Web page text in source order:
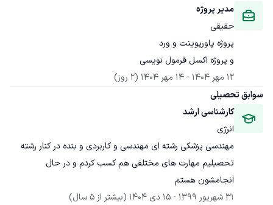
مدیر پروژه
حقیقی
و پروژه اکسل فرمول نویسی
12 مهر 1404
- 14 مهر 1404
(2 روز)
سوابق تحصیلی
کارشناسی ارشد
انرژی
مهندسی پزشکی رشته ای مهندسی و کاربردی و بنده در کنار رشته
تحصیلیم مهارت های مختلفی هم کسب کردم و در حال
انجامشون هستم
31 شهریور 1399
- 15 دی 1404 (بیشتر از 5 سال)